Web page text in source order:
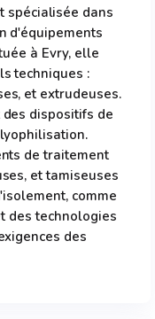
spécialisée dans
d'équipements
à Evry, elle
techniques :
et extrudeuses.
dispositifs de
de traitement
et tamiseuses
comme
des technologies
des